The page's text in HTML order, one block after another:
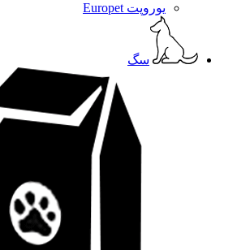
یوروپت Europet
سگ